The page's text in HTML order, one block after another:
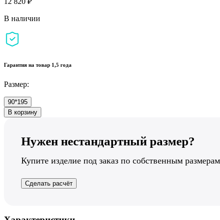
В наличии
Гарантия на товар 1,5 года
Размер:
90*195
В корзину
Нужен нестандартный размер?
Купите изделие под заказ по собственным
Сделать расчёт